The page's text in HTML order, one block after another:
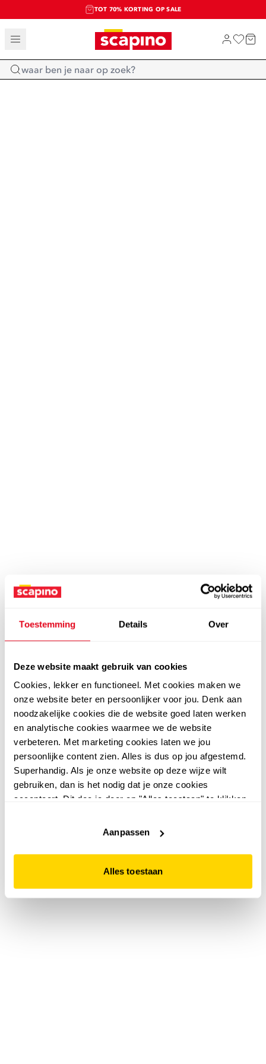
Toestemming Details Over
Deze website maakt gebruik van cookies
Cookies, lekker en functioneel. Met cookies maken we
onze website beter en persoonlijker voor jou. Denk aan
noodzakelijke cookies die de website goed laten werken
en analytische cookies waarmee we de website
verbeteren. Met marketing cookies laten we jou
persoonlijke content zien. Alles is dus op jou afgestemd.
Superhandig. Als je onze website op deze wijze wilt
gebruiken, dan is het nodig dat je onze cookies
accepteert. Dit doe je door op "Alles toestaan" te klikken.
website niet optimaal functioneert.
Aanpassen
Alles toestaan
TOT 70% KORTING OP SALE
SALE: LAATSTE KANS!
SHOP NIEUW
Home